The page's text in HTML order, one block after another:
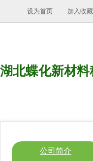
设为首页 加入收藏
湖北蝶化新材料
公司简介